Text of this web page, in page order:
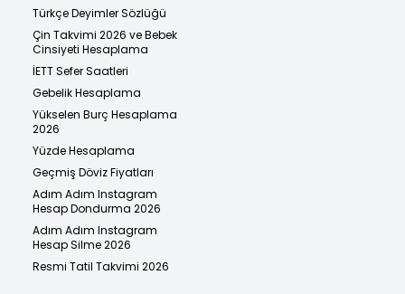
Türkçe Deyimler Sözlüğü
Çin Takvimi 2026 ve Bebek
Cinsiyeti Hesaplama
İETT Sefer Saatleri
Gebelik Hesaplama
Yükselen Burç Hesaplama
2026
Yüzde Hesaplama
Geçmiş Döviz Fiyatları
Adım Adım Instagram
Hesap Dondurma 2026
Adım Adım Instagram
Hesap Silme 2026
Resmi Tatil Takvimi 2026